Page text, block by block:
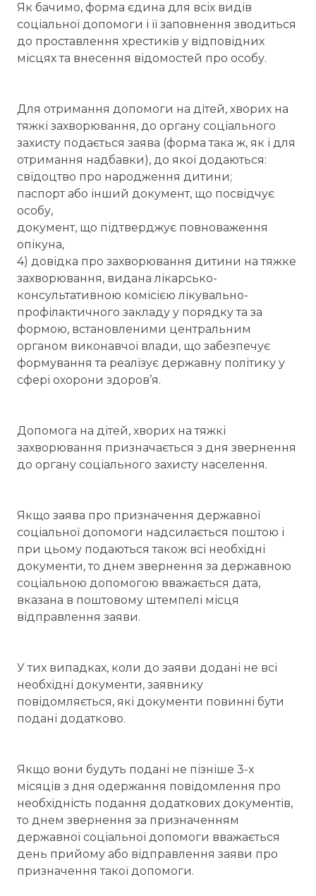
Як бачимо, форма єдина для всіх видів
соціальної допомоги і її заповнення зводиться
до проставлення хрестиків у відповідних
місцях та внесення відомостей про особу.
Для отримання допомоги на дітей, хворих на
тяжкі захворювання, до органу соціального
захисту подається заява (форма така ж, як і для
отримання надбавки), до якої додаються:
свідоцтво про народження дитини;
паспорт або інший документ, що посвідчує
особу,
документ, що підтверджує повноваження
опікуна,
4) довідка про захворювання дитини на тяжке
захворювання, видана лікарсько-
консультативною комісією лікувально-
профілактичного закладу у порядку та за
формою, встановленими центральним
органом виконавчої влади, що забезпечує
формування та реалізує державну політику у
сфері охорони здоров’я.
Допомога на дітей, хворих на тяжкі
захворювання призначається з дня звернення
до органу соціального захисту населення.
Якщо заява про призначення державної
соціальної допомоги надсилається поштою і
при цьому подаються також всі необхідні
документи, то днем звернення за державною
соціальною допомогою вважається дата,
вказана в поштовому штемпелі місця
відправлення заяви.
У тих випадках, коли до заяви додані не всі
необхідні документи, заявнику
повідомляється, які документи повинні бути
подані додатково.
Якщо вони будуть подані не пізніше 3-х
місяців з дня одержання повідомлення про
необхідність подання додаткових документів,
то днем звернення за призначенням
державної соціальної допомоги вважається
день прийому або відправлення заяви про
призначення такої допомоги.